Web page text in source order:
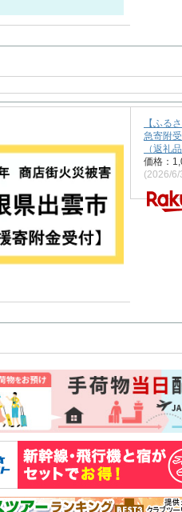
【ふる
急寄附
（返礼
価格：
(2026/6/